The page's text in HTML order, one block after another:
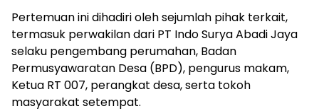
Pertemuan ini dihadiri oleh sejumlah pihak terkait,
termasuk perwakilan dari PT Indo Surya Abadi Jaya
selaku pengembang perumahan, Badan
Permusyawaratan Desa (BPD), pengurus makam,
Ketua RT 007, perangkat desa, serta tokoh
masyarakat setempat.